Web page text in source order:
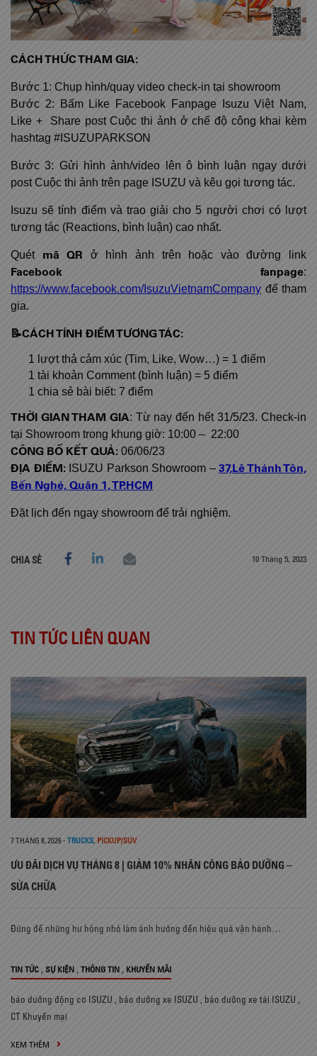
CÁCH THỨC THAM GIA:
Bước 1: Chụp hình/quay video check-in tại showroom
Bước 2: Bấm Like Facebook Fanpage Isuzu Việt Nam,
Like + Share post Cuộc thi ảnh ở chế độ công khai kèm
hashtag #ISUZUPARKSON
Bước 3: Gửi hình ảnh/video lên ô bình luận ngay dưới
post Cuộc thi ảnh trên page ISUZU và kêu gọi tương tác.
Isuzu sẽ tính điểm và trao giải cho 5 người chơi có lượt
tương tác (Reactions, bình luận) cao nhất.
Quét mã QR ở hình ảnh trên hoặc vào đường link
Facebook fanpage:
https://www.facebook.com/IsuzuVietnamCompany để tham
gia.
📝CÁCH TÍNH ĐIỂM TƯƠNG TÁC:
1 lượt thả cảm xúc (Tim, Like, Wow…) = 1 điểm
1 tài khoản Comment (bình luận) = 5 điểm
1 chia sẻ bài biết: 7 điểm
THỜI GIAN THAM GIA: Từ nay đến hết 31/5/23. Check-in
tại Showroom trong khung giờ: 10:00 – 22:00
CÔNG BỐ KẾT QUẢ: 06/06/23
ĐỊA ĐIỂM: ISUZU Parkson Showroom – 37,Lê Thánh Tôn,
Bến Nghé, Quận 1, TP.HCM
Đặt lịch đến ngay showroom để trải nghiệm.
CHIA SẺ 10 Tháng 5, 2023
TIN TỨC LIÊN QUAN
7 THÁNG 8, 2026- TRUCKS, PICKUP/SUV
ƯU ĐÃI DỊCH VỤ THÁNG 8 | GIẢM 10% NHÂN CÔNG BẢO DƯỠNG –
SỬA CHỮA
Đừng để những hư hỏng nhỏ làm ảnh hưởng đến hiệu quả vận hành…
TIN TỨC SỰ KIỆN THÔNG TIN KHUYẾN MÃI
bảo dưỡng động cơ ISUZU bảo dưỡng xe ISUZU bảo dưỡng xe tải ISUZU
CT Khuyến mại
XEM THÊM